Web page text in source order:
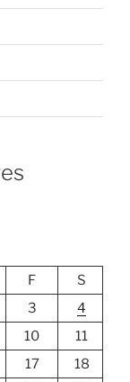
F
S
3
4
10
11
17
18